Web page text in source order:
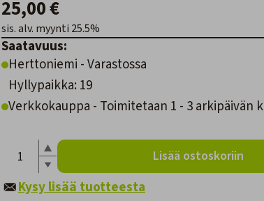
25,00 €
sis. alv. myynti 25.5%
Saatavuus:
Herttoniemi - Varastossa
Hyllypaikka: 19
Verkkokauppa - Toimitetaan 1 - 3 arkipäivän
Lisää ostoskoriin
Kysy lisää tuotteesta